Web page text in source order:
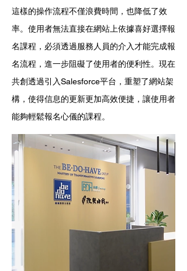
這樣的操作流程不僅浪費時間，也降低了效
率。使用者無法直接在網站上依據喜好選擇報
名課程，必須透過服務人員的介入才能完成報
名流程，進一步阻礙了使用者的便利性。現在
共創透過引入Salesforce平台，重塑了網站架
構，使得信息的更新更加高效便捷，讓使用者
能夠輕鬆報名心儀的課程。